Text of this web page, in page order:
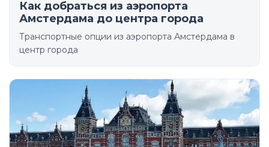
Как добраться из аэропорта
Амстердама до центра города
Транспортные опции из аэропорта Амстердама в
центр города